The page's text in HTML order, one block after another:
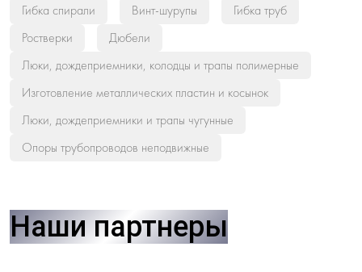
Гибка спирали
Винт-шурупы
Гибка труб
Ростверки
Дюбели
Люки, дождеприемники, колодцы и трапы полимерные
Изготовление металлических пластин и косынок
Люки, дождеприемники и трапы чугунные
Опоры трубопроводов неподвижные
Наши партнеры